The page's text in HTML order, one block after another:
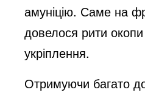
амуніцію. Саме на
довелося рити
укріплення.
Отримуючи багато